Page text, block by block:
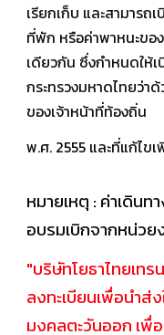
เรียกเก็บ และสามารถ
ที่พัก หรือค่าพาหนะขอ
เดียวกัน ซึ่งกำหนดให้
กระทรวงมหาดไทยว่า
ของเจ้าหน้าที่ท้องถิ่น
พ.ศ. 2555 และที่แก้ไข
หมายเหตุ : ค่าเดินท
อบรมเบิกจากหน่ว
"บริษัทโยธาไทยเท
ลงทะเบียนเพื่อนำส่
มงคลตะวันออก เพื่